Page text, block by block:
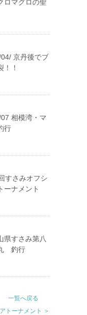
マグロの聖
京丹後でブ
！！
相模湾・マ
行
すさみオフシ
ーナメント
県すさみ第八
釣行
一覧へ戻る
トーナメント ＞